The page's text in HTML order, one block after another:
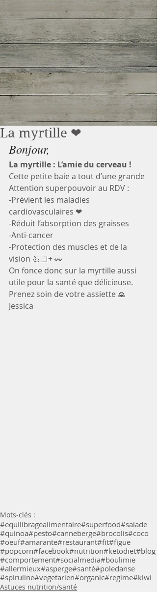
La myrtille ❤
Bonjour,
La myrtille : L’amie du cerveau !
Cette petite baie a tout d’une grande
Attention superpouvoir au RDV :
-Prévient les maladies
cardiovasculaires ❤
-Réduit l’absorption des graisses
-Anti-cancer
-Protection des muscles et de la
vision 💪🏻+ 👀
On fonce donc sur la myrtille aussi
utile pour la santé que délicieuse.
Prenez soin de votre assiette 🙏
Jessica
Mots-clés :
#equilibragealimentaire#superfood#salade
#quinoa#pesto#canneberge#brocolis#coco
#oeuf#amarante#restaurant#fit#figue
#popcorn#facebook#nutrition#ketodiet#blog
#comportement#socialmedia#boulimie
#allermieux#asperge#santé#poledanse
#spiruline#vegetarien#organic#regime#kiwi
Astuces nutrition/santé